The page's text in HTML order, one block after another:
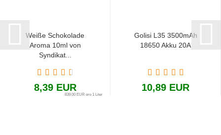
Weiße Schokolade
Aroma 10ml von
Syndikat...
8,39 EUR
839,00 EUR pro 1 Liter
Golisi L35 3500mAh
18650 Akku 20A
10,89 EUR